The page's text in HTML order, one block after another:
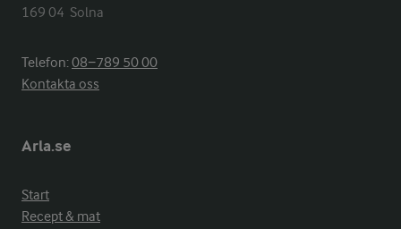
169 04  Solna
Telefon:08−789 50 00
Kontakta oss
Arla.se
Start
Recept & mat